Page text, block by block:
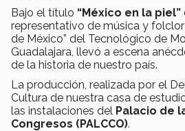
Bajo el título “México en la piel”
representativo de música y
de México” del Tecnológico de
Guadalajara, llevó a escena
de la historia de nuestro país.
La producción, realizada por el
Cultura de nuestra casa de
las instalaciones del Palacio de
Congresos (PALCCO).